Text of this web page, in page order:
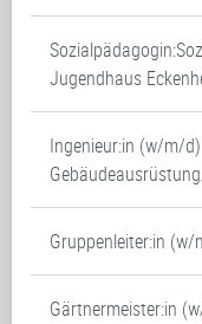
Jugendhaus
Ingenieur:in (w/m/
Gruppenleiter:in
Gärtnermeister:in